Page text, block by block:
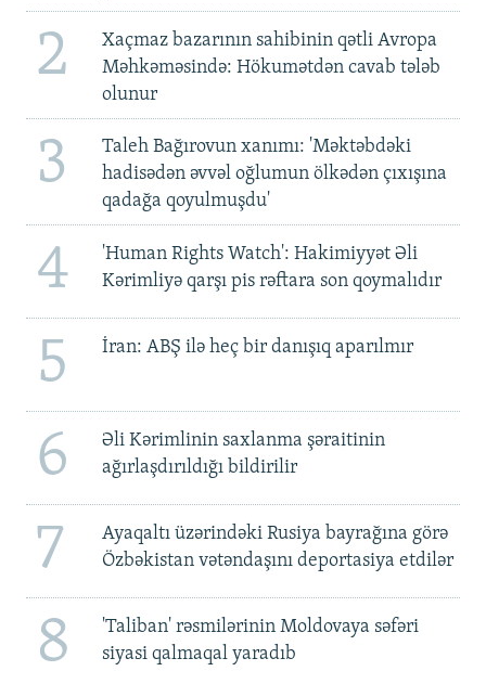
2
Xaçmaz bazarının sahibinin qətli Avropa
Məhkəməsində: Hökumətdən cavab tələb
olunur
3
Taleh Bağırovun xanımı: 'Məktəbdəki
hadisədən əvvəl oğlumun ölkədən çıxışına
qadağa qoyulmuşdu'
4
'Human Rights Watch': Hakimiyyət Əli
Kərimliyə qarşı pis rəftara son qoymalıdır
5 İran: ABŞ ilə heç bir danışıq aparılmır
6
Əli Kərimlinin saxlanma şəraitinin
ağırlaşdırıldığı bildirilir
7
Ayaqaltı üzərindəki Rusiya bayrağına görə
Özbəkistan vətəndaşını deportasiya etdilər
8
'Taliban' rəsmilərinin Moldovaya səfəri
siyasi qalmaqal yaradıb